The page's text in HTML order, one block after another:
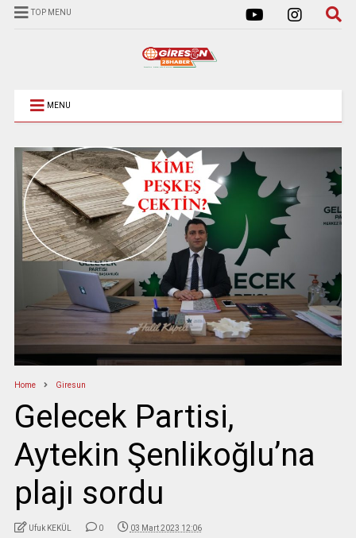
TOP MENU
MENU
Home Giresun
Gelecek Partisi,
Aytekin Şenlikoğlu’na
plajı sordu
Ufuk KEKÜL 0 03 Mart 2023 12:06